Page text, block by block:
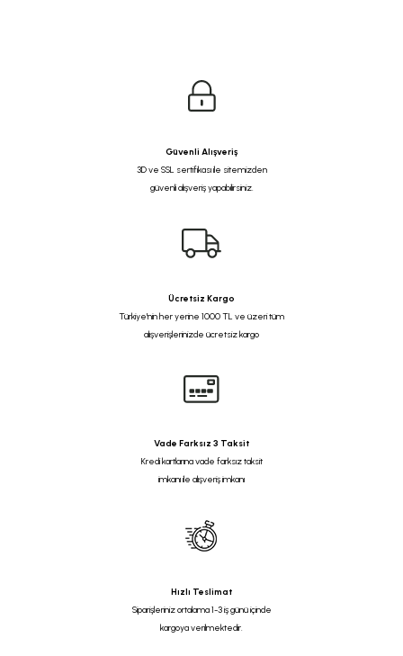
Güvenli Alışveriş
3D ve SSL sertifikası ile sitemizden
güvenli alışveriş yapabilirsiniz.
Ücretsiz Kargo
Türkiye'nin her yerine 1000 TL ve üzeri tüm
alışverişlerinizde ücretsiz kargo
Vade Farksız 3 Taksit
Kredi kartlarına vade farksız taksit
imkanı ile alışveriş imkanı
Hızlı Teslimat
Siparişleriniz ortalama 1-3 iş günü içinde
kargoya verilmektedir.